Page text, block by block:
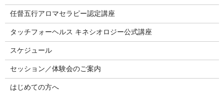
任督五行アロマセラピー認定講座
タッチフォーヘルス キネシオロジー公式講座
スケジュール
セッション／体験会のご案内
はじめての方へ